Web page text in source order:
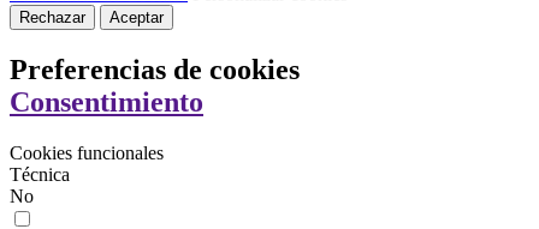
Rechazar Aceptar
Preferencias de cookies
Consentimiento
Cookies funcionales
Técnica
No